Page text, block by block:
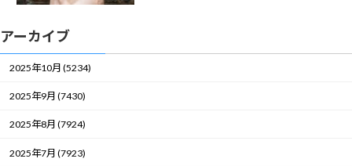
アーカイブ
2025年10月 (5234)
2025年9月 (7430)
2025年8月 (7924)
2025年7月 (7923)